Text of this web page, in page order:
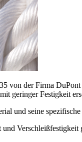
von der Firma
geringer Festigkeit
und seine
und